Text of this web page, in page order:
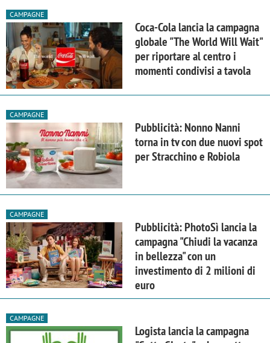
CAMPAGNE
Coca-Cola lancia la campagna
globale "The World Will Wait"
per riportare al centro i
momenti condivisi a tavola
CAMPAGNE
Pubblicità: Nonno Nanni
torna in tv con due nuovi spot
per Stracchino e Robiola
CAMPAGNE
Pubblicità: PhotoSì lancia la
campagna "Chiudi la vacanza
in bellezza" con un
investimento di 2 milioni di
euro
CAMPAGNE
Logista lancia la campagna